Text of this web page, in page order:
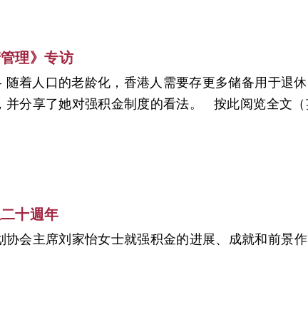
理》专访
随着人口的老龄化，香港人需要存更多储备用于退
并分享了她对强积金制度的看法。 按此阅览全文（
十週年
协会主席刘家怡女士就强积金的进展、成就和前景